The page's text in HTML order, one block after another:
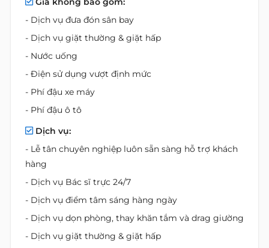
- Dịch vụ đưa đón sân bay
- Dịch vụ giặt thường & giặt hấp
- Nước uống
- Điện sử dụng vượt định mức
- Phí đậu xe máy
- Phí đậu ô tô
Dịch vụ:
- Lễ tân chuyên nghiệp luôn sẵn sàng hỗ trợ khách
hàng
- Dịch vụ Bác sĩ trực 24/7
- Dịch vụ điểm tâm sáng hàng ngày
- Dịch vụ dọn phòng, thay khăn tắm và drag giường
- Dịch vụ giặt thường & giặt hấp